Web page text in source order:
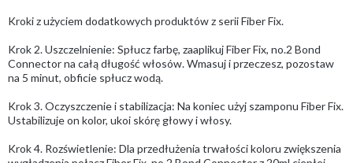
Kroki z użyciem dodatkowych produktów z serii Fiber Fix.
Krok 2. Uszczelnienie: Spłucz farbę, zaaplikuj Fiber Fix, no.2 Bond
Connector na całą długość włosów. Wmasuj i przeczesz, pozostaw
na 5 minut, obficie spłucz wodą.
Krok 3. Oczyszczenie i stabilizacja: Na koniec użyj szamponu Fiber Fix.
Ustabilizuje on kolor, ukoi skórę głowy i włosy.
Krok 4. Rozświetlenie: Dla przedłużenia trwałości koloru zwiększenia